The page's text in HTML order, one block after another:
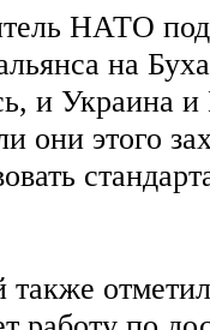
НАТО
на
и Украина и
они этого
также